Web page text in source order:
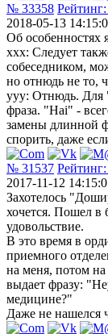
№ 33358 Рейтинг:
2018-05-13
Об особенностях
xxx: Следует
собеседником,
но отнюдь не то,
yyy: Отнюдь. Для
фраза. "Hai" -
замены длинной
спорить, даже
№ 31537 Рейтинг:
2017-11-12
Захотелось
хочется. Пошел в
удовольствие.
В это время в
приемного
на меня, потом
выдает фразу:
медицине?"
Даже не нашелся